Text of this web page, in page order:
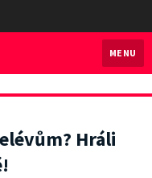
MENU
Hráli